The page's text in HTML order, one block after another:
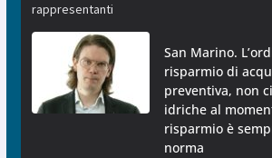
rappresentanti
San Marino.
risparmio di
preventiva, non
idriche al
risparmio è
norma